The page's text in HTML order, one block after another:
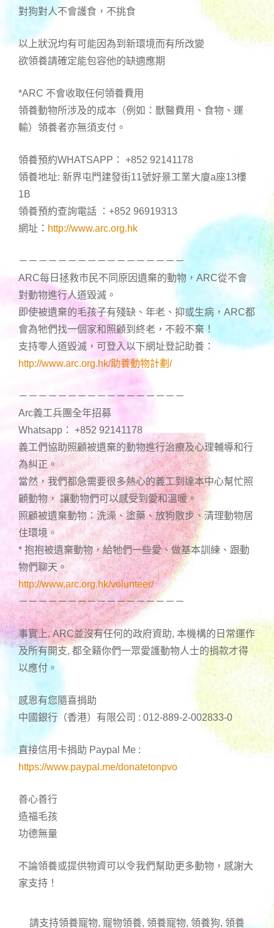
對狗對人不會護食，不挑食
以上狀況均有可能因為到新環境而有所改變
欲領養請確定能包容他的缺適應期
*ARC 不會收取任何領養費用
領養動物所涉及的成本（例如：獸醫費用、食物、運
輸）領養者亦無須支付。
領養預約WHATSAPP： +852 92141178
領養地址: 新界屯門建發街11號好景工業大廈a座13樓
1B
領養預約查詢電話 ：+852 96919313
網址： http://www.arc.org.hk
－－－－－－－－－－－－－－－－－
ARC每日拯救市民不同原因遺棄的動物，ARC從不會
對動物進行人道毀滅。
即使被遺棄的毛孩子有殘缺、年老、抑或生病，ARC都
會為牠們找一個家和照顧到終老，不殺不棄！
支持零人道毀滅，可登入以下網址登記助養：
http://www.arc.org.hk/助養動物計劃/
－－－－－－－－－－－－－－－－－
Arc義工兵團全年招募
Whatsapp： +852 92141178
義工們協助照顧被遺棄的動物進行治療及心理輔導和行
為糾正。
當然，我們都急需要很多熱心的義工到達本中心幫忙照
顧動物， 讓動物們可以感受到愛和溫暖。
照顧被遺棄動物：洗澡、塗藥、放狗散步、清理動物居
住環境。
* 抱抱被遺棄動物，給牠們一些愛、做基本訓練、跟動
物們聊天。
http://www.arc.org.hk/volunteer/
－－－－－－－－－－－－－－－－－
事實上, ARC並沒有任何的政府資助, 本機構的日常運作
及所有開支, 都全籟你們一眾愛護動物人士的捐款才得
以應付。
感恩有您隨喜捐助
中國銀行（香港）有限公司 : 012-889-2-002833-0
直接信用卡捐助 Paypal Me :
https://www.paypal.me/donatetonpvo
善心善行
造福毛孩
功德無量
不論領養或提供物資可以令我們幫助更多動物，感謝大
家支持！
請支持領養寵物, 寵物領養, 領養寵物, 領養狗, 領養